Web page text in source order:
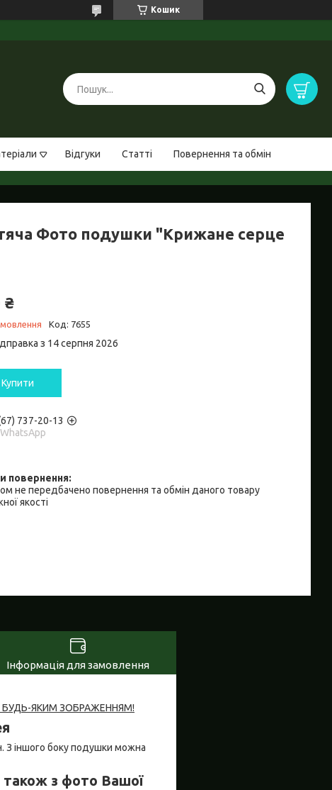
Кошик
Відгуки Статті Повернення та обмін
Фото подушки "Крижане серце
₴
Код: 7655
з 14 серпня 2026
Купити
737-20-13
не передбачено повернення та обмін даного товару
якості
Інформація для замовлення
БУДЬ-ЯКИМ ЗОБРАЖЕННЯМ!
З іншого боку подушки можна
з фото Вашої